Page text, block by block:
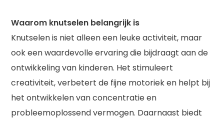
Waarom knutselen belangrijk is
Knutselen is niet alleen een leuke activiteit, maar
ook een waardevolle ervaring die bijdraagt aan de
ontwikkeling van kinderen. Het stimuleert
creativiteit, verbetert de fijne motoriek en helpt bij
het ontwikkelen van concentratie en
probleemoplossend vermogen. Daarnaast biedt